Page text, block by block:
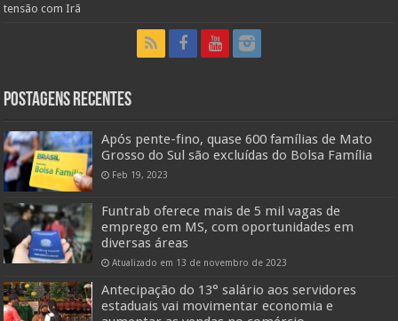
tensão com Irã
Postagens Recentes
Após pente-fino, quase 600 famílias de Mato
Grosso do Sul são excluídas do Bolsa Família
Feb 19, 2023
Funtrab oferece mais de 5 mil vagas de
emprego em MS, com oportunidades em
diversas áreas
Atualizado em 13 de novembro de 2023
Antecipação do 13° salário aos servidores
estaduais vai movimentar economia e